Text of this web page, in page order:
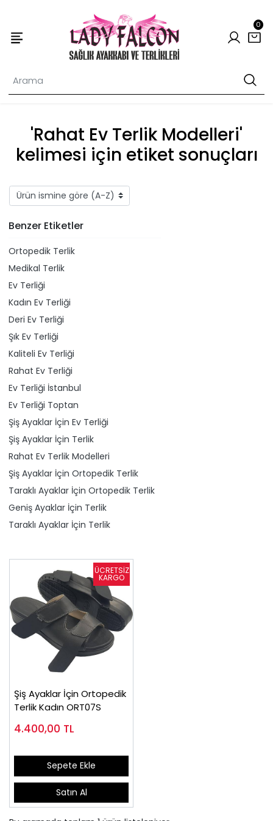
0
'Rahat Ev Terlik Modelleri'
kelimesi için etiket sonuçları
Benzer Etiketler
Ortopedik Terlik
Medikal Terlik
Ev Terliği
Kadın Ev Terliği
Deri Ev Terliği
Şık Ev Terliği
Kaliteli Ev Terliği
Rahat Ev Terliği
Ev Terliği İstanbul
Ev Terliği Toptan
Şiş Ayaklar İçin Ev Terliği
Şiş Ayaklar İçin Terlik
Rahat Ev Terlik Modelleri
Şiş Ayaklar İçin Ortopedik Terlik
Taraklı Ayaklar İçin Ortopedik Terlik
Geniş Ayaklar İçin Terlik
Taraklı Ayaklar İçin Terlik
Şiş Ayaklar İçin Ortopedik
Terlik Kadın ORT07S
4.400,00 TL
Sepete Ekle
Satın Al